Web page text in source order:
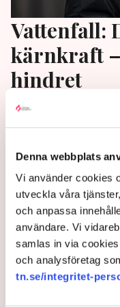
Denna webbplats
Vi använder cookies
utveckla våra
och anpassa
användare. Vi
samlas in via
och analysföretag
tn.se/integritet-
Vattenfall:
kärnkraft
hindret
Vattenfall har
och väntar bara på
betala hur mycket
Comstedt, chef för
en stor intervju
2 years ago | Av: Martin